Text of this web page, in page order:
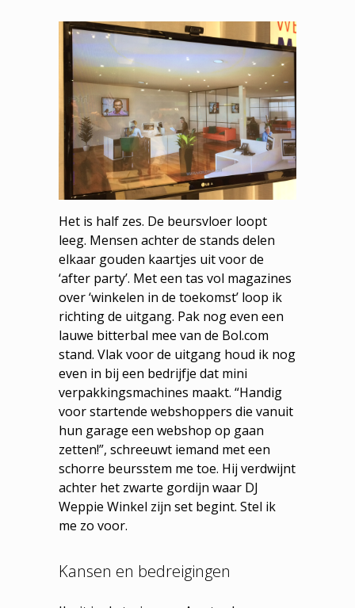
Het is half zes. De beursvloer loopt
leeg. Mensen achter de stands delen
elkaar gouden kaartjes uit voor de
‘after party’. Met een tas vol magazines
over ‘winkelen in de toekomst’ loop ik
richting de uitgang. Pak nog even een
lauwe bitterbal mee van de Bol.com
stand. Vlak voor de uitgang houd ik nog
even in bij een bedrijfje dat mini
verpakkingsmachines maakt. “Handig
voor startende webshoppers die vanuit
hun garage een webshop op gaan
zetten!”, schreeuwt iemand met een
schorre beursstem me toe. Hij verdwijnt
achter het zwarte gordijn waar DJ
Weppie Winkel zijn set begint. Stel ik
me zo voor.
Kansen en bedreigingen